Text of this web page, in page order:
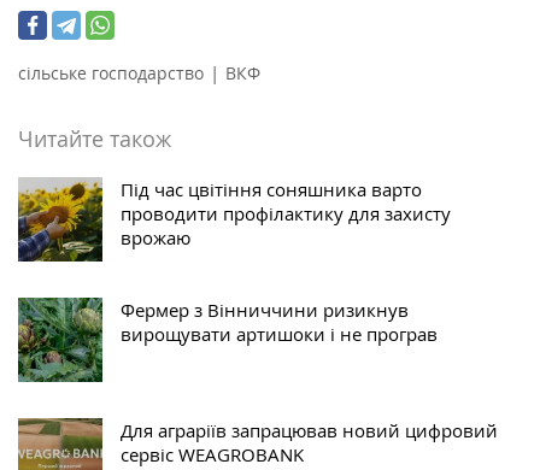
сільське господарство | ВКФ
Читайте також
Під час цвітіння соняшника варто
проводити профілактику для захисту
врожаю
Фермер з Вінниччини ризикнув
вирощувати артишоки і не програв
Для аграріїв запрацював новий цифровий
сервіс WEAGROBANK